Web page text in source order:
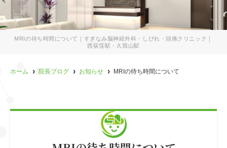
MRIの待ち時間について｜すぎなみ脳神経外科・しびれ・頭痛クリニック｜
西荻窪駅・久我山駅
ホーム 院長ブログ お知らせ MRIの待ち時間について